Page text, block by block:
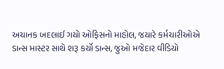
અચાનક બદલાઈ ગયો ઓફિસનો માહોલ, જયારે કર્મચારીઓએ
ડાન્સ માસ્ટર સાથે શરૂ કર્યો ડાન્સ, જુઓ મજેદાર વીડિયો